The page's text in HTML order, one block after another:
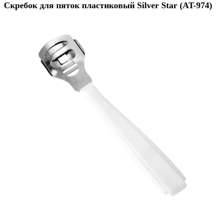
Скребок для пяток пластиковый Silver Star (AT-974)